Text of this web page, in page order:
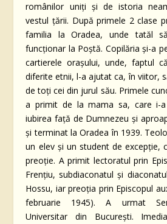
românilor uniţi şi de istoria
vestul ţării. După primele 2 clase
familia la Oradea, unde tatăl
funcţionar la Poştă. Copilăria şi-a
cartierele oraşului, unde, faptul
diferite etnii, l-a ajutat ca, în viitor,
de toţi cei din jurul său. Primele
a primit de la mama sa, care i-
iubirea faţă de Dumnezeu şi
şi terminat la Oradea în 1939.
un elev şi un student de excepţie,
preoţie. A primit lectoratul prin
Frenţiu, subdiaconatul şi
Hossu, iar preoţia prin Episcopul
februarie 1945). A urmat
Universitar din Bucureşti.